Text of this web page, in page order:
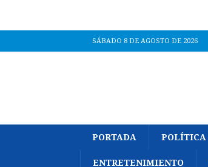
SÁBADO 8 DE AGOSTO DE 2026
PORTADA POLÍTICA
ENTRETENIMIENTO